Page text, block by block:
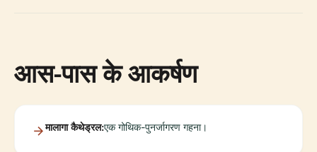
आस-पास के आकर्षण
मालागा कैथेड्रल:एक गोथिक-पुनर्जागरण गहना।